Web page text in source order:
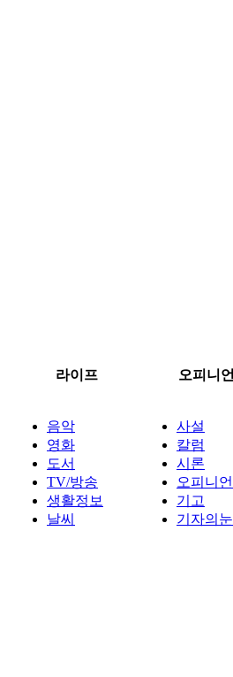
라이프 오피니언
음악
영화
도서
TV/방송
생활정보
날씨
사설
칼럼
시론
오피니언
기고
기자의눈